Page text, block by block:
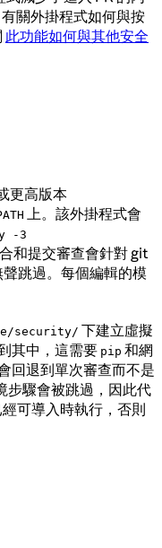
關外掛程式如何與按
此功能如何與其他安全
更高版本
上。該外掛程式會
-3
和提交審查會針對 git
跳過。每個編輯的模
security/ 下建立虛擬
其中，這需要 pip 和網
回退到單次審查而不是
步驟會被跳過，因此代
經可導入時執行，否則